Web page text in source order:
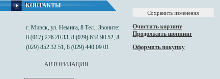
Чехлы
КОНТАКТЫ
г. Минск, ул. Немига, 8 Тел.: Звоните:
8 (017) 276 20 33, 8 (029) 634 90 52, 8
(029) 852 32 51, 8 (029) 440 09 01
АВТОРИЗАЦИЯ
Очистить корзину
Продолжить шоппинг
Оформить покупку